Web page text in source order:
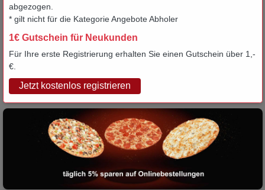
abgezogen.
* gilt nicht für die Kategorie Angebote Abholer
1€ Gutschein für Neukunden
Für Ihre erste Registrierung erhalten Sie einen Gutschein über 1,-
€.
Jetzt kostenlos registrieren